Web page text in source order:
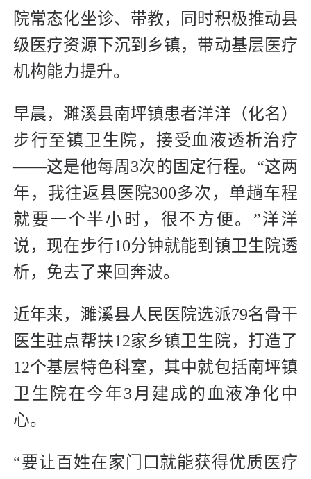
院常态化坐诊、带教，同时积极推动县
级医疗资源下沉到乡镇，带动基层医疗
机构能力提升。
早晨，濉溪县南坪镇患者洋洋（化名）
步行至镇卫生院，接受血液透析治疗
——这是他每周3次的固定行程。“这两
年，我往返县医院300多次，单趟车程
就要一个半小时，很不方便。”洋洋
说，现在步行10分钟就能到镇卫生院透
析，免去了来回奔波。
近年来，濉溪县人民医院选派79名骨干
医生驻点帮扶12家乡镇卫生院，打造了
12个基层特色科室，其中就包括南坪镇
卫生院在今年3月建成的血液净化中
心。
“要让百姓在家门口就能获得优质医疗